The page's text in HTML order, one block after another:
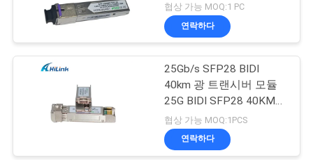
협상 가능 MOQ:1 PC
연락하다
25Gb/s SFP28 BIDI
40km 광 트랜시버 모듈
25G BIDI SFP28 40KM
이더넷
협상 가능 MOQ:1PCS
연락하다